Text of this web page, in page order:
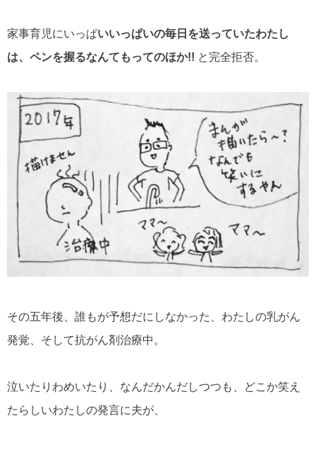
家事育児にいっぱいいっぱいの毎日を送っていたわたし
は、ペンを握るなんてもってのほか!! と完全拒否。
その五年後、誰もが予想だにしなかった、わたしの乳がん
発覚、そして抗がん剤治療中。
泣いたりわめいたり、なんだかんだしつつも、どこか笑え
たらしいわたしの発言に夫が、